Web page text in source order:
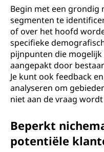
Begin met een
segmenten te
of over het hoofd
specifieke
pijnpunten die
aangepakt door
Je kunt ook feedback
analyseren om
niet aan de vraag
Beperkt
potentiële